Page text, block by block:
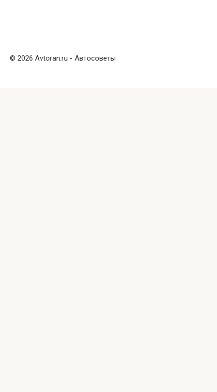
© 2026 Avtoran.ru - Автосоветы